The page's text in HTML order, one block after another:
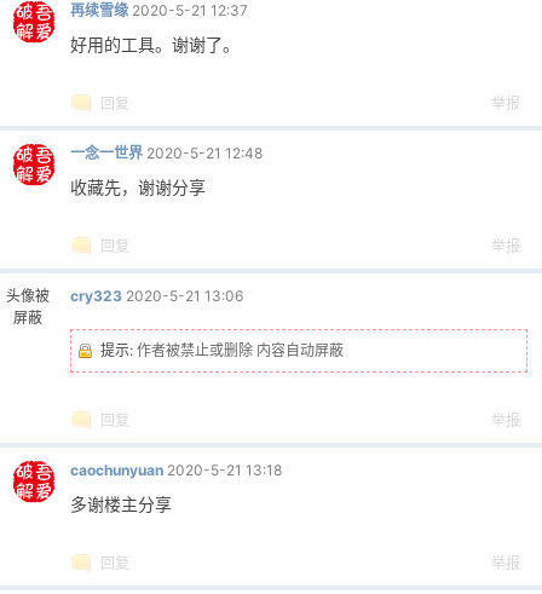
再续雪缘 2020-5-21 12:37
好用的工具。谢谢了。
回复 举报
一念一世界 2020-5-21 12:48
收藏先，谢谢分享
回复 举报
头像被
屏蔽
cry323 2020-5-21 13:06
提示: 作者被禁止或删除 内容自动屏蔽
回复 举报
caochunyuan 2020-5-21 13:18
多谢楼主分享
回复 举报